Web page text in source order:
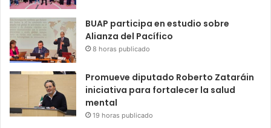
BUAP participa en estudio sobre
Alianza del Pacífico
8 horas publicado
Promueve diputado Roberto Zataráin
iniciativa para fortalecer la salud
mental
19 horas publicado